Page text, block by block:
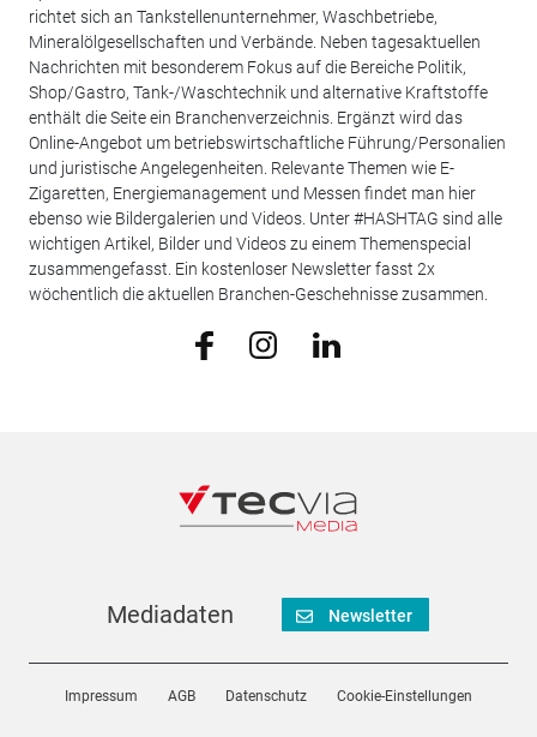
richtet sich an Tankstellenunternehmer, Waschbetriebe,
Mineralölgesellschaften und Verbände. Neben tagesaktuellen
Nachrichten mit besonderem Fokus auf die Bereiche Politik,
Shop/Gastro, Tank-/Waschtechnik und alternative Kraftstoffe
enthält die Seite ein Branchenverzeichnis. Ergänzt wird das
Online-Angebot um betriebswirtschaftliche Führung/Personalien
und juristische Angelegenheiten. Relevante Themen wie E-
Zigaretten, Energiemanagement und Messen findet man hier
ebenso wie Bildergalerien und Videos. Unter #HASHTAG sind alle
wichtigen Artikel, Bilder und Videos zu einem Themenspecial
zusammengefasst. Ein kostenloser Newsletter fasst 2x
wöchentlich die aktuellen Branchen-Geschehnisse zusammen.
Mediadaten Newsletter
Impressum AGB Datenschutz Cookie-Einstellungen